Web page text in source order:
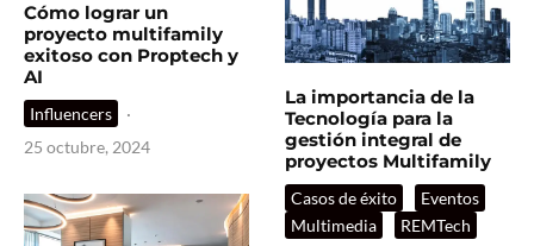
Cómo lograr un
proyecto multifamily
exitoso con Proptech y
AI
Influencers
·
25 octubre, 2024
La importancia de la
Tecnología para la
gestión integral de
proyectos Multifamily
Casos de éxito
Eventos
Multimedia
REMTech